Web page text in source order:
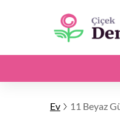
Ev 11 Beyaz